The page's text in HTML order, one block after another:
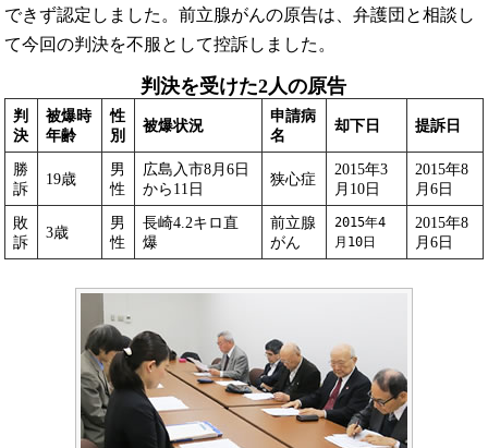
できず認定しました。前立腺がんの原告は、弁護団と相談し
て今回の判決を不服として控訴しました。
判決を受けた2人の原告
判
決
被爆時
年齢
性
別
被爆状況
申請病
名
却下日 提訴日
勝
訴
19歳
男
性
広島入市8月6日
から11日
狭心症
2015年3
月10日
2015年8
月6日
敗
訴
3歳
男
性
長崎4.2キロ直
爆
前立腺
がん
2015年4
月10日
2015年8
月6日